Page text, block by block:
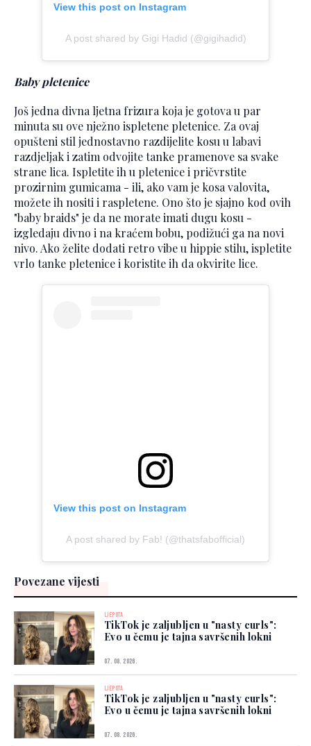
View this post on Instagram
A post shared by Gigi Hadid (@gigihadid)
Baby pletenice
Još jedna divna ljetna frizura koja je gotova u par
minuta su ove nježno ispletene pletenice. Za ovaj
opušteni stil jednostavno razdijelite kosu u labavi
razdjeljak i zatim odvojite tanke pramenove sa svake
strane lica. Ispletite ih u pletenice i pričvrstite
prozirnim gumicama - ili, ako vam je kosa valovita,
možete ih nositi i raspletene. Ono što je sjajno kod ovih
"baby braids" je da ne morate imati dugu kosu -
izgledaju divno i na kraćem bobu, podižući ga na novi
nivo. Ako želite dodati retro vibe u hippie stilu, ispletite
vrlo tanke pletenice i koristite ih da okvirite lice.
View this post on Instagram
A post shared by Fab! (@thatsfabofficial)
Povezane vijesti
LJEPOTA
TikTok je zaljubljen u "nasty curls":
Evo u čemu je tajna savršenih lokni
07. 08. 2026.
LJEPOTA
TikTok je zaljubljen u "nasty curls":
Evo u čemu je tajna savršenih lokni
07. 08. 2026.